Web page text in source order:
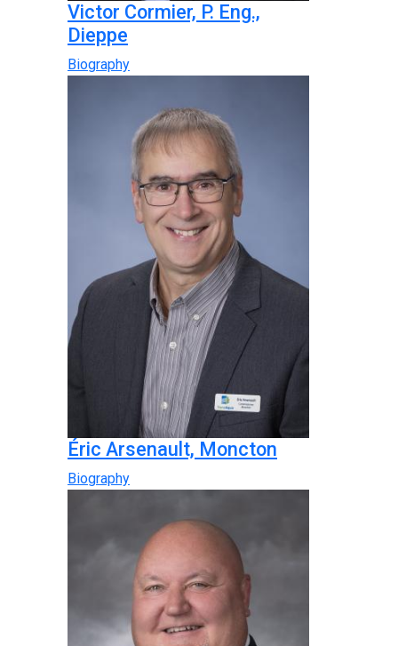
Victor Cormier, P. Eng.,
Dieppe
Biography
Éric Arsenault, Moncton
Biography